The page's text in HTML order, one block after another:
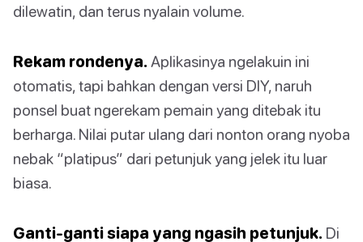
dilewatin, dan terus nyalain volume.
Rekam rondenya. Aplikasinya ngelakuin ini
otomatis, tapi bahkan dengan versi DIY, naruh
ponsel buat ngerekam pemain yang ditebak itu
berharga. Nilai putar ulang dari nonton orang nyoba
nebak “platipus” dari petunjuk yang jelek itu luar
biasa.
Ganti-ganti siapa yang ngasih petunjuk. Di